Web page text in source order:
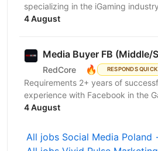
specializing in the iGaming
affiliate program and in-house
4 August
Media Buyer FB (Middle/
RedCore 🔥 RESPONDS
Requirements 2+ years of
experience with Facebook in the
effectively manage large
4 August
All jobs Social Media Poland